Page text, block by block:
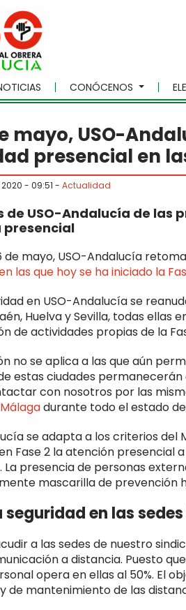
CONÓCENOS
mayo, USO-
presencial en
2020 - 09:51 - Actualidad
de USO-Andalucía de las
presencial
de mayo, USO-Andalucía
las que hoy se ha iniciado la
en USO-Andalucía se
Huelva y Sevilla, todas ellas
de actividades propias de la
no se aplica a las que aún
estas ciudades
con nosotros por las
durante todo el estado
se adapta a los criterios del
Fase 2 la atención presencial
presencia de personas
mascarilla de prevención
seguridad en las
a las sedes de nuestro
a distancia. Puesto
opera en ellas al 50%. El
de mantenimiento de las